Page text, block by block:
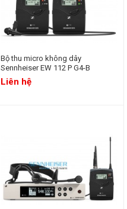
Bộ thu micro không dây
Sennheiser EW 112 P G4-B
Liên hệ